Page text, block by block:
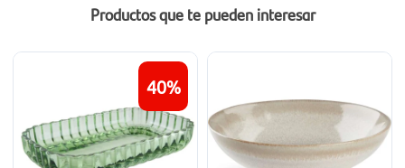
Productos que te pueden interesar
40